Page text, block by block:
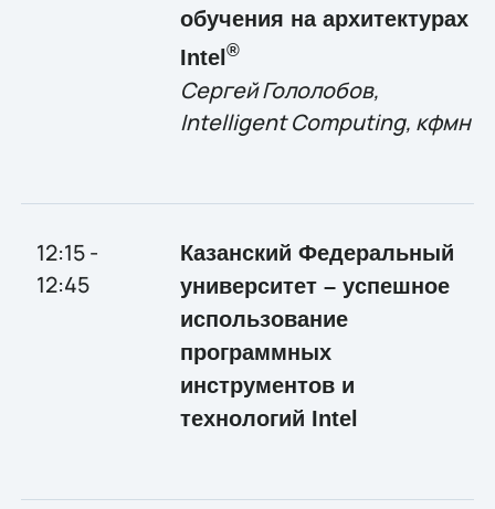
обучения на архитектурах
Intel ®
СергейГололобов,
Intelligent Computing, кфмн
12:15 -
12:45
Казанский Федеральный
университет – успешное
использование
программных
инструментов и
технологий Intel